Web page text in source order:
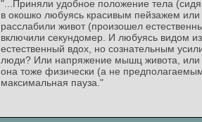
"...Приняли удобное положение тела
в окошко любуясь красивым пейзажем
расслабили живот (произошел
включили секундомер. И любуясь видом
естественный вдох, но сознательным
люди? Или напряжение мышц живота, или
она тоже физически (а не
максимальная пауза."